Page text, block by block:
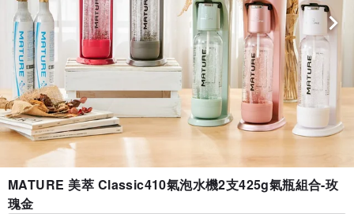
MATURE 美萃 Classic410氣泡水機2支425g氣瓶組合-玫
瑰金